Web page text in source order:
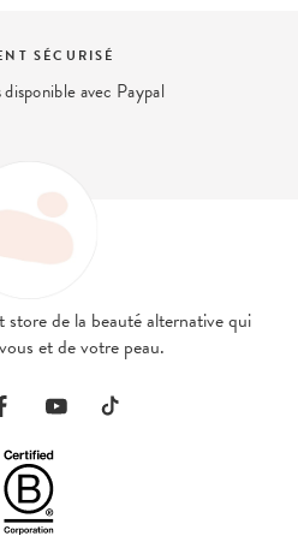
SÉCURISÉ
avec Paypal
de la beauté alternative qui
et de votre peau.